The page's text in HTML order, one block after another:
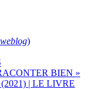
weblog)
BIEN »
(2021) | LE LIVRE